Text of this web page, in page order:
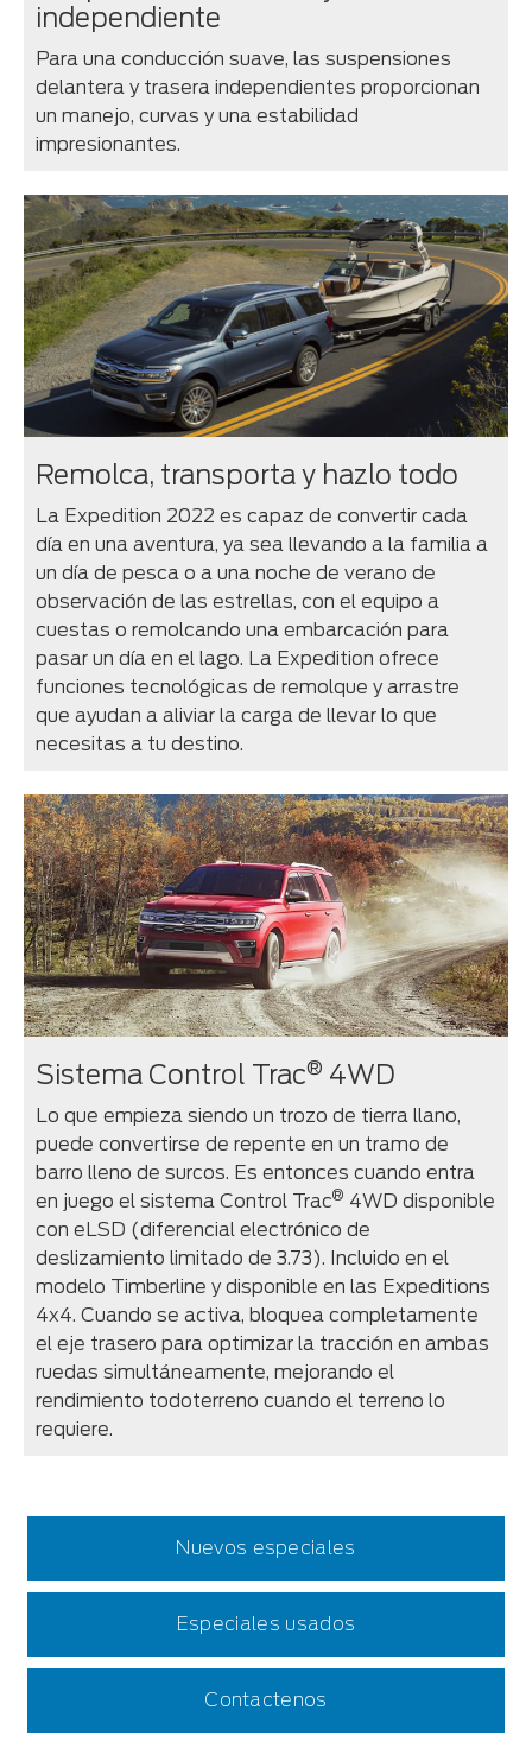
independiente
Para una conducción suave, las suspensiones
delantera y trasera independientes proporcionan
un manejo, curvas y una estabilidad
impresionantes.
Remolca, transporta y hazlo todo
La Expedition 2022 es capaz de convertir cada
día en una aventura, ya sea llevando a la familia a
un día de pesca o a una noche de verano de
observación de las estrellas, con el equipo a
cuestas o remolcando una embarcación para
pasar un día en el lago. La Expedition ofrece
funciones tecnológicas de remolque y arrastre
que ayudan a aliviar la carga de llevar lo que
necesitas a tu destino.
Sistema Control Trac® 4WD
Lo que empieza siendo un trozo de tierra llano,
puede convertirse de repente en un tramo de
barro lleno de surcos. Es entonces cuando entra
en juego el sistema Control Trac® 4WD disponible
con eLSD (diferencial electrónico de
deslizamiento limitado de 3.73). Incluido en el
modelo Timberline y disponible en las Expeditions
4x4. Cuando se activa, bloquea completamente
el eje trasero para optimizar la tracción en ambas
ruedas simultáneamente, mejorando el
rendimiento todoterreno cuando el terreno lo
requiere.
Nuevos especiales
Especiales usados
Contactenos